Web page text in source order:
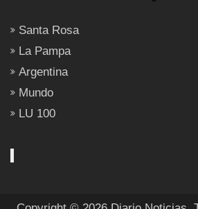
Santa Rosa
La Pampa
Argentina
Mundo
LU 100